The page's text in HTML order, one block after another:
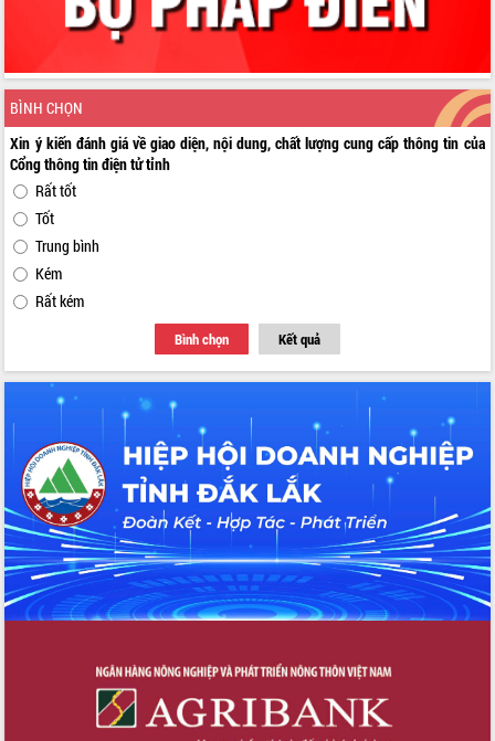
BÌNH CHỌN
Xin ý kiến đánh giá về giao diện, nội dung, chất lượng cung cấp thông tin của
Cổng thông tin điện tử tỉnh
Rất tốt
Tốt
Trung bình
Kém
Rất kém
Bình chọn Kết quả